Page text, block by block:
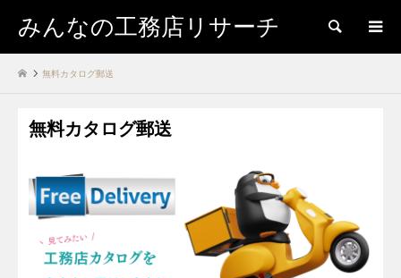
みんなの工務店リサーチ 検索
無料カタログ郵送
無料カタログ郵送